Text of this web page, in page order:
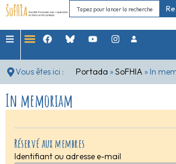
Vous êtes ici : Portada »SoFHIA » In
Réservé aux membres
Identifiant ou adresse e-mail
In memoriam